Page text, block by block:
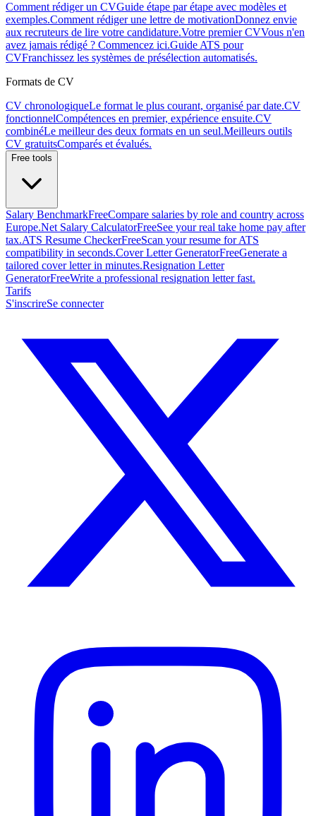
Comment rédiger un CVGuide étape par étape avec modèles et
exemples.Comment rédiger une lettre de motivationDonnez envie
aux recruteurs de lire votre candidature.Votre premier CVVous n'en
avez jamais rédigé ? Commencez ici.Guide ATS pour
CVFranchissez les systèmes de présélection automatisés.
Formats de CV
CV chronologiqueLe format le plus courant, organisé par date.CV
fonctionnelCompétences en premier, expérience ensuite.CV
combinéLe meilleur des deux formats en un seul.Meilleurs outils
CV gratuitsComparés et évalués.
Free tools
Salary BenchmarkFreeCompare salaries by role and country across
Europe.Net Salary CalculatorFreeSee your real take home pay after
tax.ATS Resume CheckerFreeScan your resume for ATS
compatibility in seconds.Cover Letter GeneratorFreeGenerate a
tailored cover letter in minutes.Resignation Letter
GeneratorFreeWrite a professional resignation letter fast.
Tarifs
S'inscrireSe connecter